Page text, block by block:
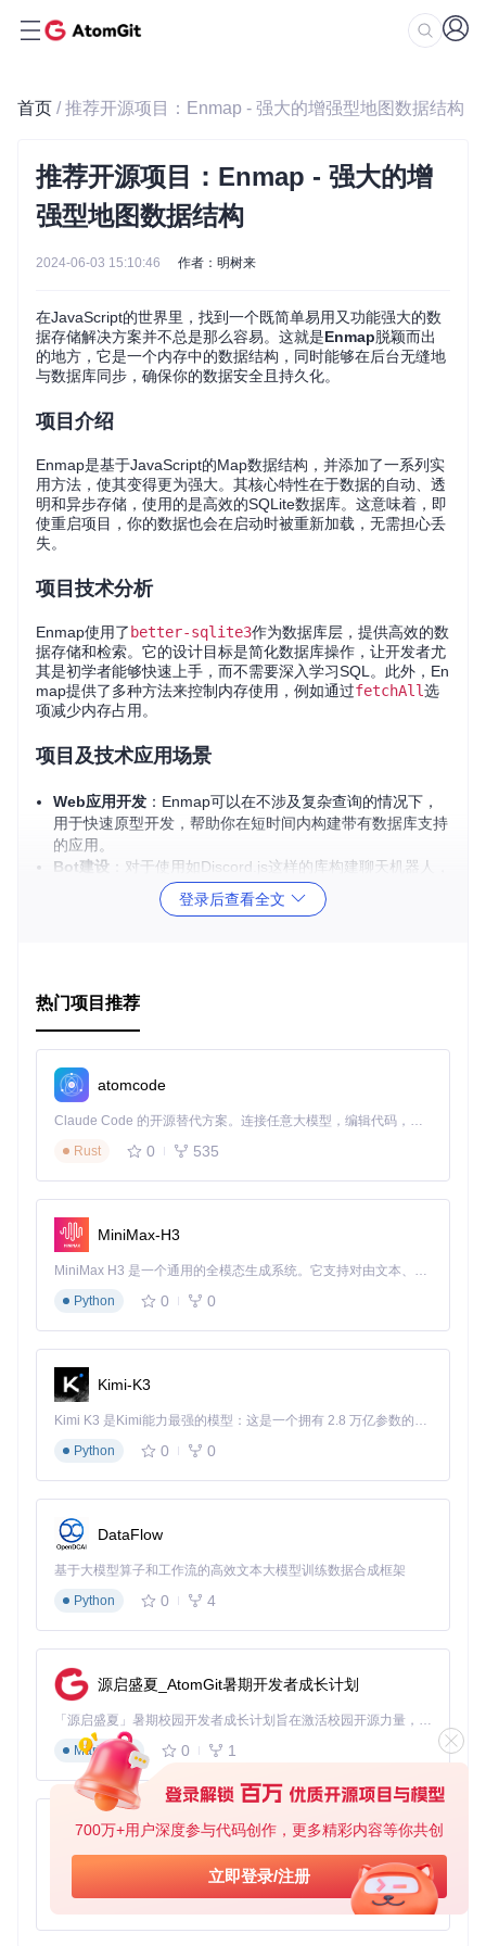
700万+用户深度参与代码创作，更多精彩内容等你共创
立即登录/注册
首页 / 推荐开源项目：Enmap - 强大的增强型地图数据结构
推荐开源项目：Enmap - 强大的增
强型地图数据结构
2024-06-03 15:10:46 作者：明树来
在JavaScript的世界里，找到一个既简单易用又功能强大的数
据存储解决方案并不总是那么容易。这就是Enmap脱颖而出
的地方，它是一个内存中的数据结构，同时能够在后台无缝地
与数据库同步，确保你的数据安全且持久化。
项目介绍
Enmap是基于JavaScript的Map数据结构，并添加了一系列实
用方法，使其变得更为强大。其核心特性在于数据的自动、透
明和异步存储，使用的是高效的SQLite数据库。这意味着，即
使重启项目，你的数据也会在启动时被重新加载，无需担心丢
失。
项目技术分析
Enmap使用了 better-sqlite3作为数据库层，提供高效的数
据存储和检索。它的设计目标是简化数据库操作，让开发者尤
其是初学者能够快速上手，而不需要深入学习SQL。此外，En
map提供了多种方法来控制内存使用，例如通过fetchAll选
项减少内存占用。
项目及技术应用场景
Web应用开发 ：Enmap可以在不涉及复杂查询的情况下，
用于快速原型开发，帮助你在短时间内构建带有数据库支持
的应用。
Bot建设 ：对于使用如Discord.js这样的库构建聊天机器人，
Enmap是理想的工具，可以用来保存服务器设置、用户信
息、货币系统等各种自定义数据。
项目特点
简单的API，使得任何人都能快速学会。
持久化数据：通过SQLite数据库，即使程序关闭，数据也
：异步操作保证了最大效能，不会阻塞主线程执
行。
题解答。
广泛适用
胜任数据存储的需求。
用户的评价证明了Enmap的实用性：
在没有Enmap之前，复杂的数据库系统会让许多工作变得
棘手。
绝对是值得尝试的选择。立即访问
开启你的便捷数据管理之旅吧！
登录后查看全文
热门项目推荐
atomcode
Claude Code 的开源替代方案。连接任意大模型，编辑代码，运行命令，自动验证 — 全自动执行。用 Rust 构建，极致性能。 ｜ An open-source alternative to Claude Code. Connect any LLM, edit code, run commands, and verify changes — autonomously. Built in Rust for speed. Get Started
Rust
0 535
MiniMax-H3
MiniMax H3 是一个通用的全模态生成系统。它支持对由文本、图像、视频和音频组成的多模态上下文进行统一理解，并能生成分辨率高达 2K、时长可达 15 秒的带原生立体声音频的视频。得益于面向任务泛化的系统设计，H3 在预训练阶段就已具备广泛的多模态上下文理解与生成能力，能够出色地执行复杂的多模态指令。
Python
0 0
Kimi-K3
Kimi K3 是Kimi能力最强的模型：这是一个拥有 2.8 万亿参数的混合专家（MoE）模型，具备原生视觉理解能力，并支持 100 万 token 的上下文窗口。
Python
0 0
DataFlow
基于大模型算子和工作流的高效文本大模型训练数据合成框架
Python
0 4
源启盛夏_AtomGit暑期开发者成长计划
「源启盛夏」暑期校园开发者成长计划旨在激活校园开源力量，通过积分激励、认证扶持、资源倾斜等形式，引导高校组织和开发者完成「入驻 — 建项目 — 做贡献 — 获认证 — 得资源」的完整闭环。无论你是想带领社团入驻平台的组织者，还是希望用代码贡献证明自己的开发者，都能在这里找到属于你的成长路径。
Markdown
0 1
py-xiaozhi
基于Python的Xiaozhi AI，适用于想要完整Xiaozhi体验而无需拥有专用硬件的用户。
Python
0 1